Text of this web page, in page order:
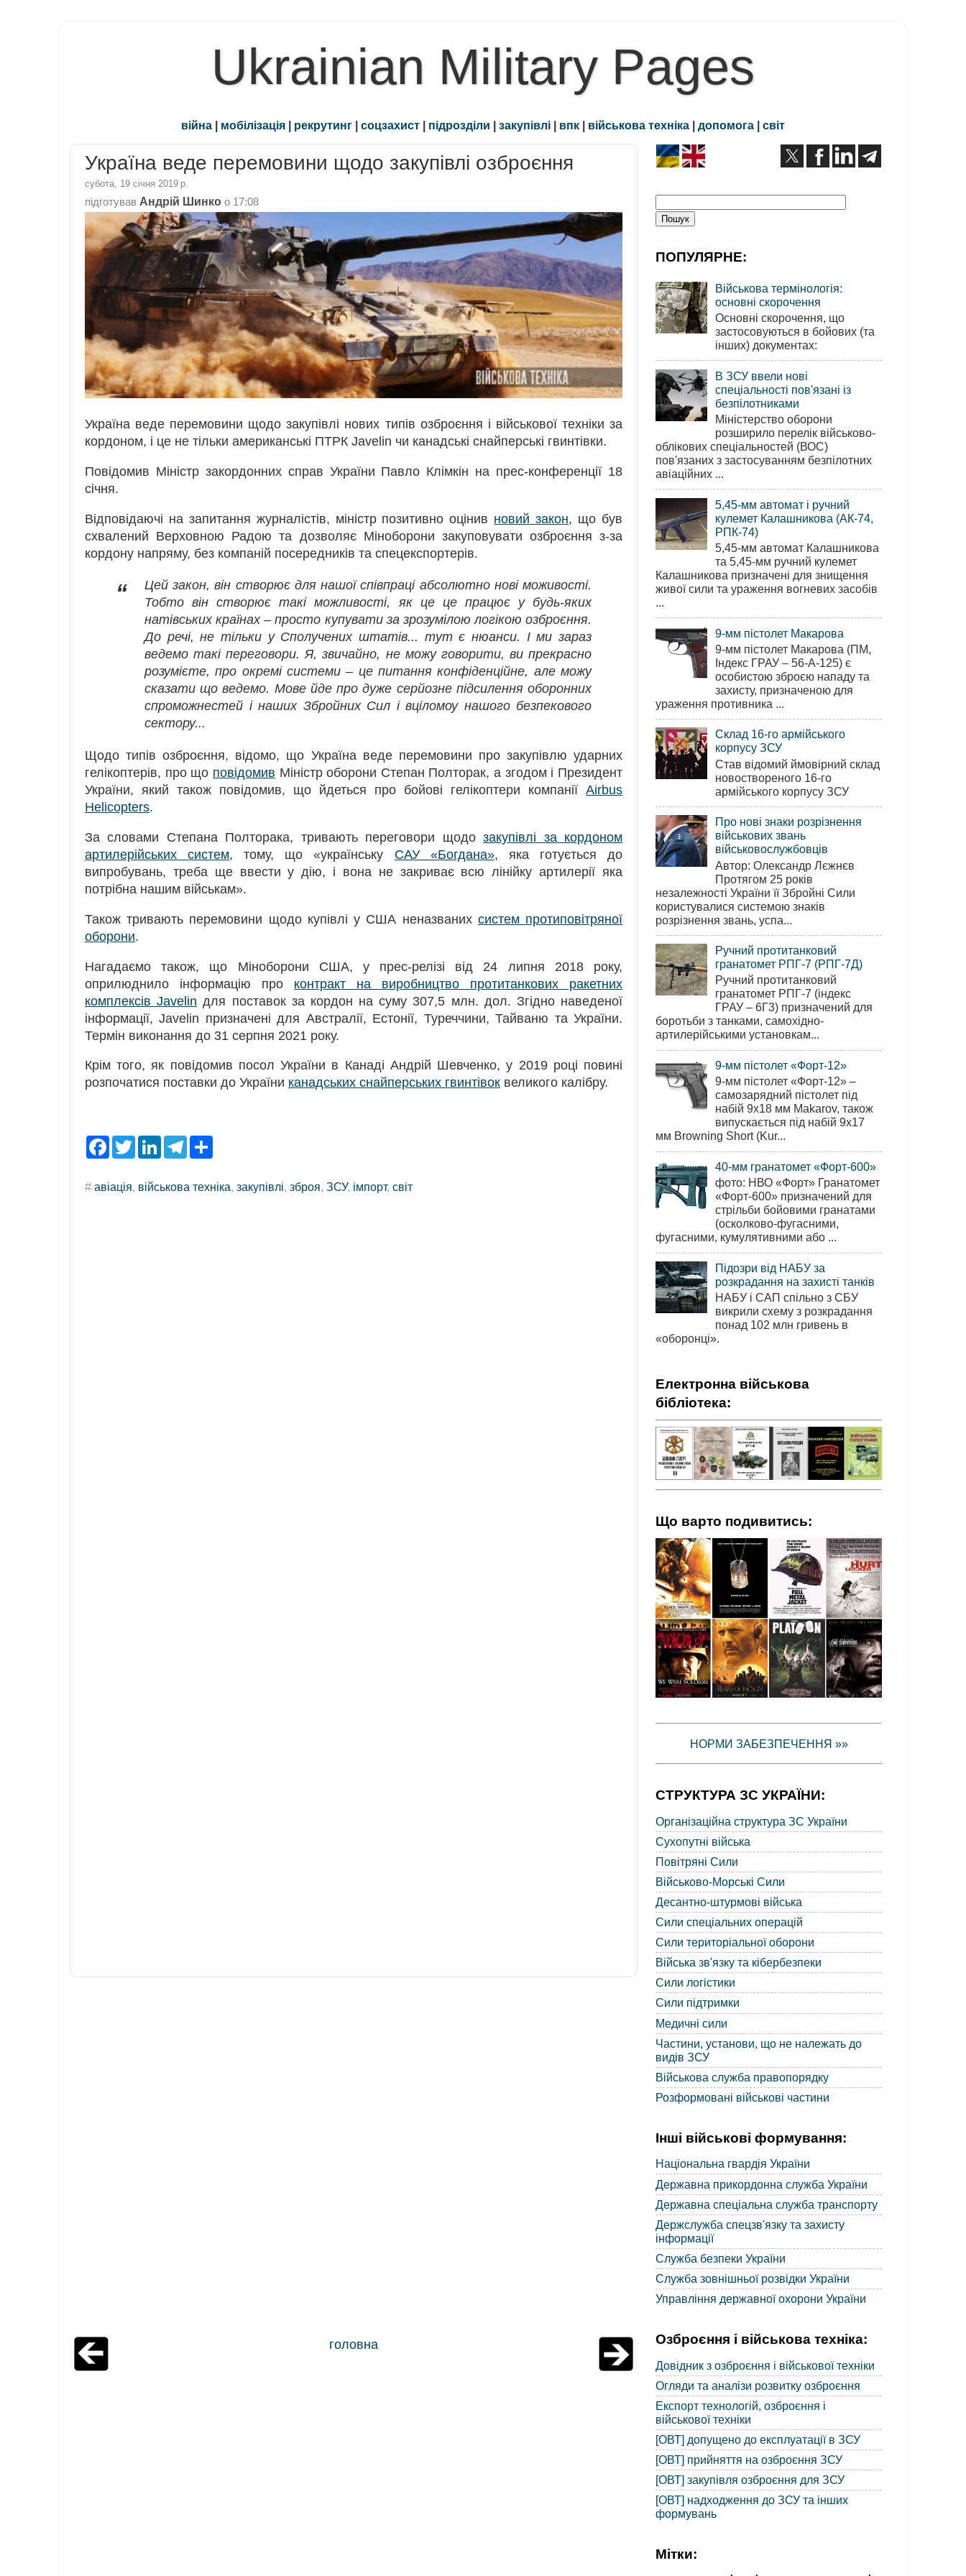
Ukrainian Military Pages
війна | мобілізація | рекрутинг | соцзахист | підрозділи | закупівлі | впк | військова техніка | допомога | світ
Україна веде перемовини щодо закупівлі озброєння
субота, 19 січня 2019 р.
підготував Андрій Шинко о 17:08
Україна веде перемовини щодо закупівлі нових типів озброєння і військової техніки за
кордоном, і це не тільки американські ПТРК Javelin чи канадські снайперські гвинтівки.
Повідомив Міністр закордонних справ України Павло Клімкін на прес-конференції 18
січня.
Відповідаючі на запитання журналістів, міністр позитивно оцінив новий закон, що був
схвалений Верховною Радою та дозволяє Міноборони закуповувати озброєння з-за
кордону напряму, без компаній посередників та спецекспортерів.
“
Цей закон, він створює для нашої співпраці абсолютно нові моживості.
Тобто він створює такі можливості, як це це працює у будь-яких
натівських країнах – просто купувати за зрозумілою логікою озброєння.
До речі, не тільки у Сполучених штатів... тут є нюанси. І ми зараз
ведемо такі переговори. Я, звичайно, не можу говорити, ви прекрасно
розумієте, про окремі системи – це питання конфіденційне, але можу
сказати що ведемо. Мове йде про дуже серйозне підсилення оборонних
спроможнестей і наших Збройних Сил і вціломоу нашого безпекового
сектору...
Щодо типів озброєння, відомо, що Україна веде перемовини про закупівлю ударних
гелікоптерів, про що повідомив Міністр оборони Степан Полторак, а згодом і Президент
України, який також повідомив, що йдеться про бойові гелікоптери компанії Airbus
Helicopters.
За словами Степана Полторака, тривають переговори щодозакупівлі за кордоном
артилерійських систем, тому, що «українську САУ «Богдана», яка готується до
випробувань, треба ще ввести у дію, і вона не закриває всю лінійку артилерії яка
потрібна нашим військам».
Також тривають перемовини щодо купівлі у США неназваних систем протиповітряної
оборони.
Нагадаємо також, що Міноборони США, у прес-релізі від 24 липня 2018 року,
оприлюднило інформацію про контракт на виробництво протитанкових ракетних
комплексів Javelin для поставок за кордон на суму 307,5 млн. дол. Згідно наведеної
інформації, Javelin призначені для Австралії, Естонії, Туреччини, Тайваню та України.
Термін виконання до 31 серпня 2021 року.
Крім того, як повідомив посол України в Канаді Андрій Шевченко, у 2019 році повині
розпочатися поставки до України канадських снайперських гвинтівок великого калібру.
F
a
b
T
w
L
e
T
g
e
# авіація, військова техніка, закупівлі, зброя, ЗСУ, імпорт, світ
головна
ПОПУЛЯРНЕ:
Військова термінологія:
основні скорочення
Основні скорочення, що
застосовуються в бойових (та
інших) документах:
В ЗСУ ввели нові
спеціальності пов'язані із
безпілотниками
Міністерство оборони
розширило перелік військово-
облікових спеціальностей (ВОС)
пов'язаних з застосуванням безпілотних
авіаційних ...
5,45-мм автомат і ручний
кулемет Калашникова (АК-74,
РПК-74)
5,45-мм автомат Калашникова
та 5,45-мм ручний кулемет
Калашникова призначені для знищення
живої сили та ураження вогневих засобів
...
9-мм пістолет Макарова
9-мм пістолет Макарова (ПМ,
Індекс ГРАУ – 56-А-125) є
особистою зброєю нападу та
захисту, призначеною для
ураження противника ...
Склад 16-го армійського
корпусу ЗСУ
Став відомий ймовірний склад
новоствореного 16-го
армійського корпусу ЗСУ
Про нові знаки розрізнення
військових звань
військовослужбовців
Автор: Олександр Лєжнєв
Протягом 25 років
незалежності України її Збройні Сили
користувалися системою знаків
розрізнення звань, успа...
Ручний протитанковий
гранатомет РПГ-7 (РПГ-7Д)
Ручний протитанковий
гранатомет РПГ-7 (індекс
ГРАУ – 6Г3) призначений для
боротьби з танками, самохідно-
артилерійськими установкам...
9-мм пістолет «Форт-12»
9-мм пістолет «Форт-12» –
самозарядний пістолет під
набій 9х18 мм Makarov, також
випускається під набій 9х17
мм Browning Short (Kur...
40-мм гранатомет «Форт-600»
фото: НВО «Форт» Гранатомет
«Форт-600» призначений для
стрільби бойовими гранатами
(осколково-фугасними,
фугасними, кумулятивними або ...
Підозри від НАБУ за
розкрадання на захисті танків
НАБУ і САП спільно з СБУ
викрили схему з розкрадання
понад 102 млн гривень в
«оборонці».
Електронна військова
бібліотека:
Що варто подивитись:
НОРМИ ЗАБЕЗПЕЧЕННЯ »»
СТРУКТУРА ЗС УКРАЇНИ:
Організаційна структура ЗС України
Сухопутні війська
Повітряні Сили
Військово-Морські Сили
Десантно-штурмові війська
Сили спеціальних операцій
Сили територіальної оборони
Війська зв'язку та кібербезпеки
Сили логістики
Сили підтримки
Медичні сили
Частини, установи, що не належать до
видів ЗСУ
Військова служба правопорядку
Розформовані військові частини
Інші військові формування:
Національна гвардія України
Державна прикордонна служба України
Державна спеціальна служба транспорту
Держслужба спецзв'язку та захисту
інформації
Служба безпеки України
Служба зовнішньої розвідки України
Управління державної охорони України
Озброєння і військова техніка:
Довідник з озброєння і військової техніки
Огляди та аналізи розвитку озброєння
Експорт технологій, озброєння і
військової техніки
[ОВТ] допущено до експлуатації в ЗСУ
[ОВТ] прийняття на озброєння ЗСУ
[ОВТ] закупівля озброєння для ЗСУ
[ОВТ] надходження до ЗСУ та інших
формувань
Мітки: